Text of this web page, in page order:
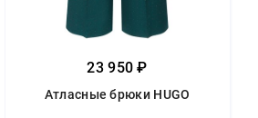
23 950 ₽
Атласные брюки HUGO